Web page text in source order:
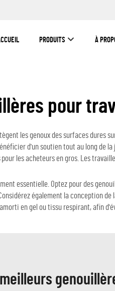
PRODUITS À
pour
les genoux des surfaces dures
d'un soutien tout au long de
pour les acheteurs en gros. Les
essentielle. Optez pour des
également la conception
en gel ou tissu respirant, afin